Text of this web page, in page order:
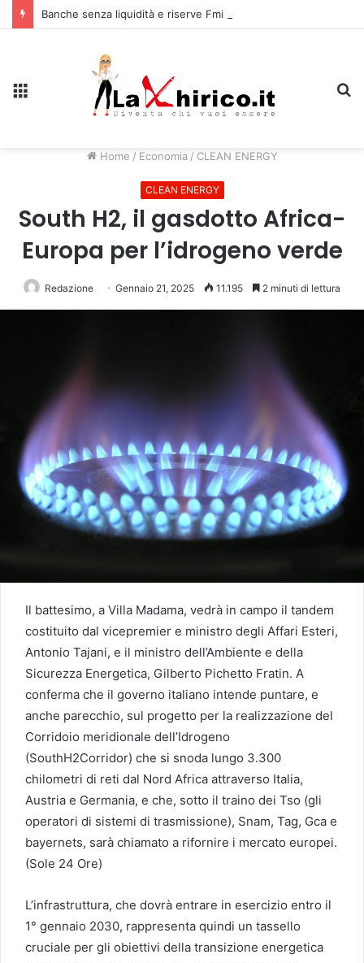
Home / Economia / CLEAN ENERGY
CLEAN ENERGY
South H2, il gasdotto Africa-
Europa per l’idrogeno verde
Redazione Gennaio 21, 2025 11.195 2 minuti di lettura
Il battesimo, a Villa Madama, vedrà in campo il tandem
costituito dal vicepremier e ministro degli Affari Esteri,
Antonio Tajani, e il ministro dell’Ambiente e della
Sicurezza Energetica, Gilberto Pichetto Fratin. A
conferma che il governo italiano intende puntare, e
anche parecchio, sul progetto per la realizzazione del
Corridoio meridionale dell’Idrogeno
(SouthH2Corridor) che si snoda lungo 3.300
chilometri di reti dal Nord Africa attraverso Italia,
Austria e Germania, e che, sotto il traino dei Tso (gli
operatori di sistemi di trasmissione), Snam, Tag, Gca e
bayernets, sarà chiamato a rifornire i mercato europei.
(Sole 24 Ore)
L’infrastruttura, che dovrà entrare in esercizio entro il
1° gennaio 2030, rappresenta quindi un tassello
cruciale per gli obiettivi della transizione energetica